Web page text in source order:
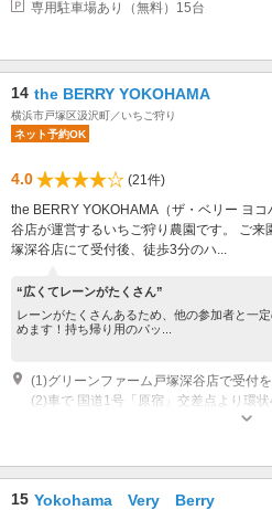
専用駐車場あり（無料）15台
14 the BERRY YOKOHAMA
横浜市戸塚区汲沢町／いちご狩り
ネット予約OK
4.0
(21件)
the BERRY YOKOHAMA（ザ・ベリー ヨ
谷店が運営するいちご狩り農園です。 ご
塚深谷店にて受付後、徒歩3分のハ...
“広くてレーンがたくさん”
レーンがたくさんあるため、他の参加者と一
めます！持ち帰り用のパッ...
15 Yokohama Very Berry